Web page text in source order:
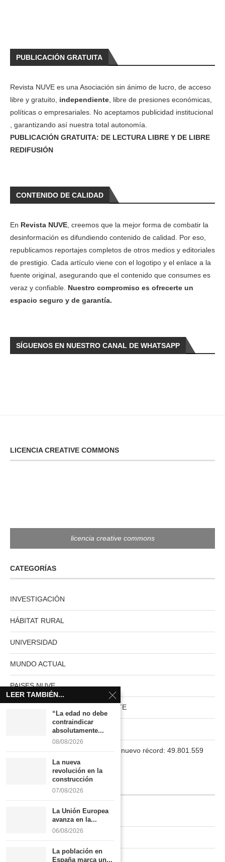
PUBLICACIÓN GRATUITA
Revista NUVE es una Asociación sin ánimo de lucro, de acceso
libre y gratuito, independiente , libre de presiones económicas,
políticas o empresariales. No aceptamos publicidad institucional
, garantizando así nuestra total autonomía.
PUBLICACIÓN GRATUITA: DE LECTURA LIBRE Y DE LIBRE
REDIFUSIÓN
CONTENIDO DE CALIDAD
En Revista NUVE , creemos que la mejor forma de combatir la
desinformación es difundiendo contenido de calidad. Por eso,
republicamos reportajes completos de otros medios y editoriales
de prestigio. Cada artículo viene con el logotipo y el enlace a la
fuente original, asegurando que el contenido que consumes es
veraz y confiable. Nuestro compromiso es ofrecerte un
espacio seguro y de garantía.
SÍGUENOS EN NUESTRO CANAL DE WHATSAPP
LICENCIA CREATIVE COMMONS
licencia creative commons
CATEGORÍAS
INVESTIGACIÓN
HÁBITAT RURAL
UNIVERSIDAD
MUNDO ACTUAL
PAISES NUVE
HABITAT RURAL AUTOSUFICIENTE
La población en España marca un nuevo récord: 49.801.559
INFORMACIÓN
Quiénes somos
LEER TAMBIÉN...
“La edad no debe
contraindicar
absolutamente...
08/08/2026
La nueva
revolución en la
construcción
07/08/2026
La Unión Europea
avanza en la...
06/08/2026
La población en
España marca un...